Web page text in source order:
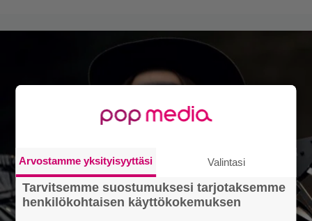
Arvostamme yksityisyyttäsi Valintasi
Tarvitsemme suostumuksesi tarjotaksemme
henkilökohtaisen käyttökokemuksen